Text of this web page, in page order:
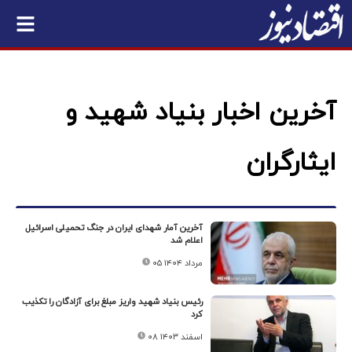
آخرین اخبار بنیاد شهید و
ایثارگران
آخرین آمار شهدای ایران در جنگ تحمیلی اسرائیل
اعلام شد
۰۵ مرداد ۱۴۰۴
رئیس بنیاد شهید واریز مبلغ برای آزادگان را تکذیب
کرد
۰۸ اسفند ۱۴۰۳